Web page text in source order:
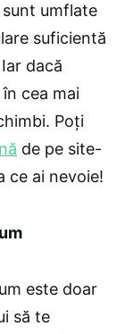
umflate
suficientă
dacă
cea mai
Poți
de pe site-
ce ai nevoie!
este doar
să te